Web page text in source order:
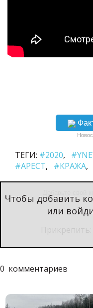
ТЕГИ: #2020
#АРЕСТ
#КРАЖА
Чтобы добавить
или
0 комментариев